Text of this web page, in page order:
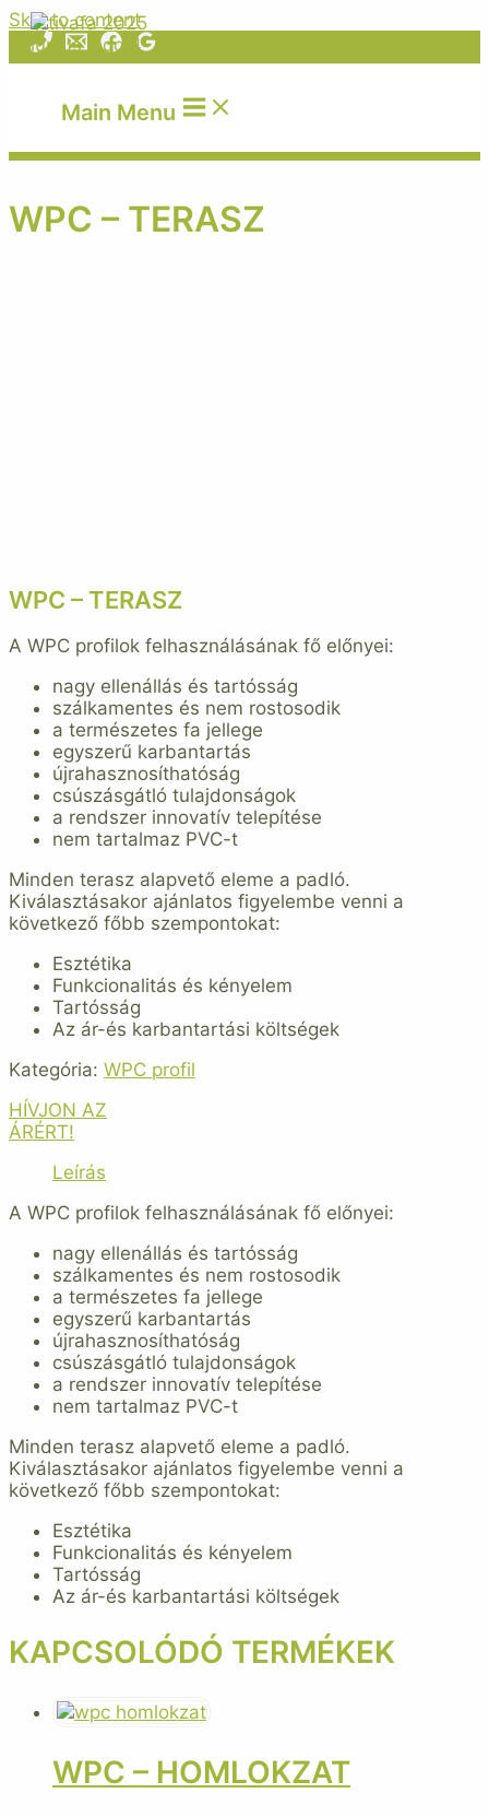
Skip to content
Main Menu
WPC – TERASZ
WPC – TERASZ
A WPC profilok felhasználásának fő előnyei:
nagy ellenállás és tartósság
szálkamentes és nem rostosodik
a természetes fa jellege
egyszerű karbantartás
újrahasznosíthatóság
csúszásgátló tulajdonságok
a rendszer innovatív telepítése
nem tartalmaz PVC-t
Minden terasz alapvető eleme a padló.
Kiválasztásakor ajánlatos figyelembe venni a
következő főbb szempontokat:
Esztétika
Funkcionalitás és kényelem
Tartósság
Az ár-és karbantartási költségek
Kategória: WPC profil
HÍVJON AZ
ÁRÉRT!
Leírás
A WPC profilok felhasználásának fő előnyei:
nagy ellenállás és tartósság
szálkamentes és nem rostosodik
a természetes fa jellege
egyszerű karbantartás
újrahasznosíthatóság
csúszásgátló tulajdonságok
a rendszer innovatív telepítése
nem tartalmaz PVC-t
Minden terasz alapvető eleme a padló.
Kiválasztásakor ajánlatos figyelembe venni a
következő főbb szempontokat:
Esztétika
Funkcionalitás és kényelem
Tartósság
Az ár-és karbantartási költségek
KAPCSOLÓDÓ TERMÉKEK
WPC – HOMLOKZAT